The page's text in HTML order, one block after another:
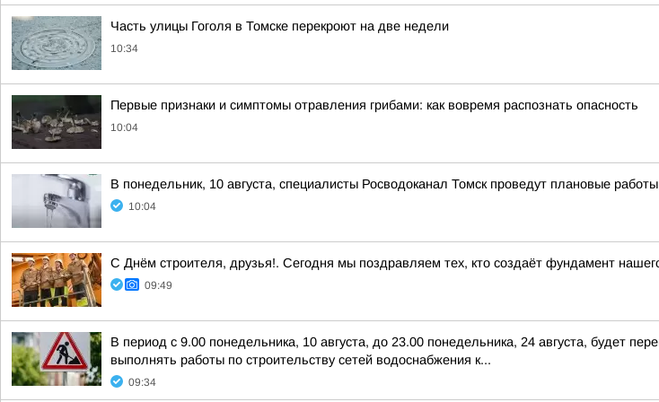
Часть улицы Гоголя в Томске перекроют на две недели
10:34
Первые признаки и симптомы отравления грибами: как вовремя распознать опасность
10:04
В понедельник, 10 августа, специалисты Росводоканал Томск проведут плановые
10:04
С Днём строителя, друзья!. Сегодня мы поздравляем тех, кто создаёт фундамент
09:49
В период с 9.00 понедельника, 10 августа, до 23.00 понедельника, 24 августа, будет
выполнять работы по строительству сетей водоснабжения к...
09:34